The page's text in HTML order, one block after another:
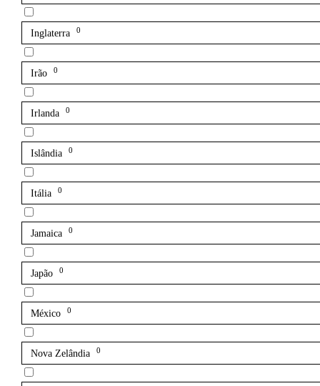
Inglaterra 0
Irão 0
Irlanda 0
Islândia 0
Itália 0
Jamaica 0
Japão 0
México 0
Nova Zelândia 0